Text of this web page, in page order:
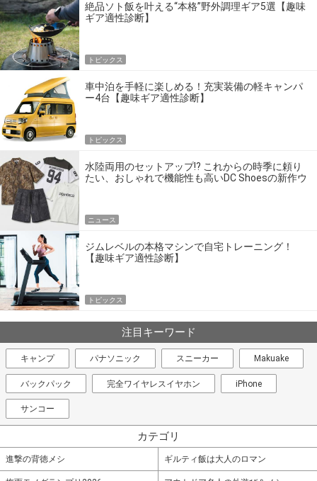
絶品ソト飯を叶える“本格”野外調理ギア5選【趣味
ギア適性診断】
トピックス
車中泊を手軽に楽しめる！充実装備の軽キャンパ
ー4台【趣味ギア適性診断】
トピックス
水陸両用のセットアップ!? これからの時季に頼り
たい、おしゃれで機能性も高いDC Shoesの新作ウ
ニュース
ジムレベルの本格マシンで自宅トレーニング！
【趣味ギア適性診断】
トピックス
注目キーワード
キャンプ パナソニック スニーカー Makuake
バックパック 完全ワイヤレスイヤホン iPhone
サンコー
カテゴリ
進撃の背徳メシ ギルティ飯は大人のロマン